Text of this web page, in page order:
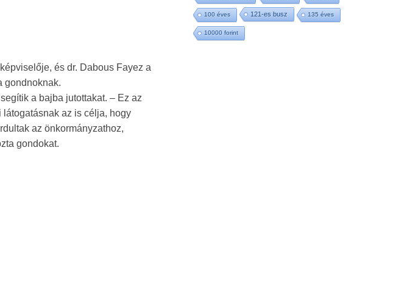
és dr. Dabous Fayez a
gondnoknak.
a bajba jutottakat. – Ez az
az is célja, hogy
az önkormányzathoz,
gondokat.
100 éves 121-es busz 135 éves
10000 forint